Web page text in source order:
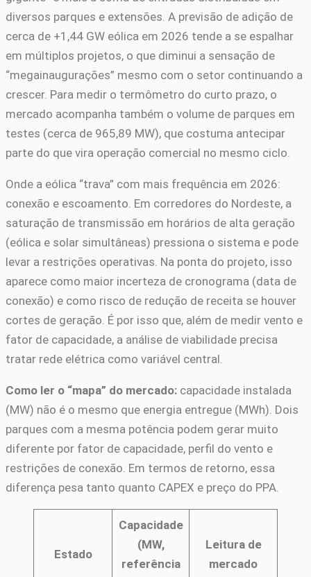
diversos parques e extensões. A previsão de adição de
cerca de +1,44 GW eólica em 2026 tende a se espalhar
em múltiplos projetos, o que diminui a sensação de
“megainaugurações” mesmo com o setor continuando a
crescer. Para medir o termômetro do curto prazo, o
mercado acompanha também o volume de parques em
testes (cerca de 965,89 MW), que costuma antecipar
parte do que vira operação comercial no mesmo ciclo.
Onde a eólica “trava” com mais frequência em 2026:
conexão e escoamento. Em corredores do Nordeste, a
saturação de transmissão em horários de alta geração
(eólica e solar simultâneas) pressiona o sistema e pode
levar a restrições operativas. Na ponta do projeto, isso
aparece como maior incerteza de cronograma (data de
conexão) e como risco de redução de receita se houver
cortes de geração. É por isso que, além de medir vento e
fator de capacidade, a análise de viabilidade precisa
tratar rede elétrica como variável central.
Como ler o “mapa” do mercado: capacidade instalada
(MW) não é o mesmo que energia entregue (MWh). Dois
parques com a mesma potência podem gerar muito
diferente por fator de capacidade, perfil do vento e
restrições de conexão. Em termos de retorno, essa
diferença pesa tanto quanto CAPEX e preço do PPA.
Estado
Capacidade
(MW,
referência
Leitura de
mercado